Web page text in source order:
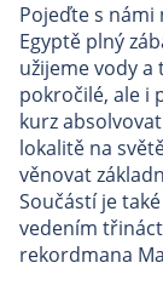
Pojeďte s námi
Egyptě plný
užijeme vody
pokročilé, ale i
kurz
lokalitě na
věnovat
Součástí je
vedením
rekordmana